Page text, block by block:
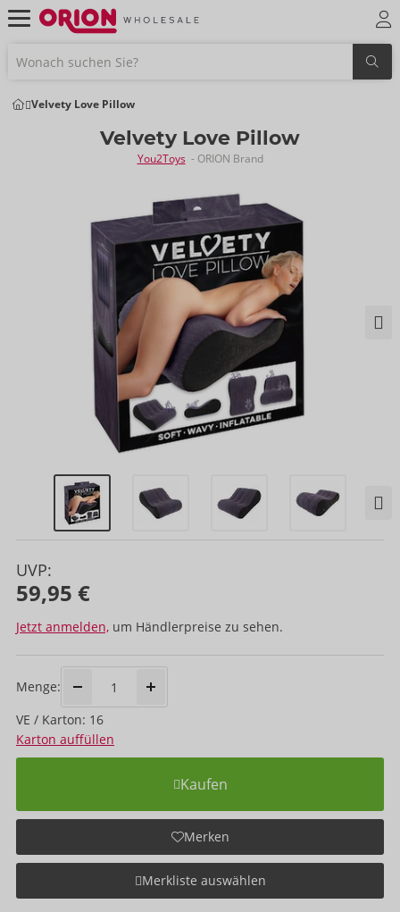
Velvety Love Pillow
Velvety Love Pillow
You2Toys - ORION Brand
UVP:
59,95 €
Jetzt anmelden, um Händlerpreise zu sehen.
Menge:
VE / Karton: 16
Karton auffüllen
Kaufen
Merken
Merkliste auswählen